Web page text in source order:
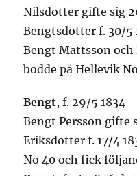
Nilsdotter gifte sig
Bengtsdotter f. 30/5
Bengt Mattsson
bodde på Hellevik
Bengt, f. 29/5 1834
Bengt Persson gifte
Eriksdotter f. 17/4
No 40 och fick